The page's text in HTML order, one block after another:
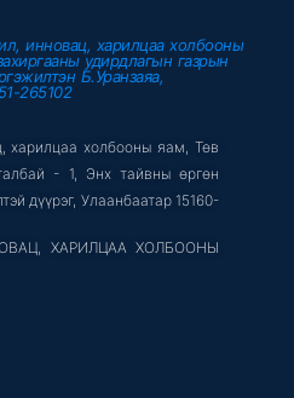
инновац, харилцаа холбооны
удирдлагын газрын
Б.Уранзаяа,
265102
харилцаа холбооны яам, Төв
- 1, Энх тайвны өргөн
дүүрэг, Улаанбаатар 15160-
ХАРИЛЦАА ХОЛБООНЫ